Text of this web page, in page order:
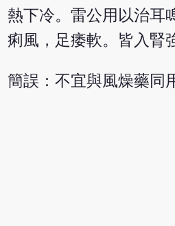
熱下冷。雷公用以治耳
痢風，足痿軟。皆入腎
簡誤：不宜與風燥藥同